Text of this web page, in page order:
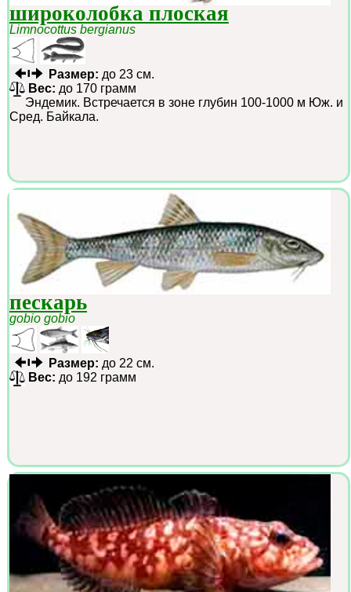
широколобка плоская
Limnocottus bergianus
Размер: до 23 см.
Вес: до 170 грамм
Эндемик. Встречается в зоне глубин 100-1000 м Юж. и
Сред. Байкала.
пескарь
gobio gobio
Размер: до 22 см.
Вес: до 192 грамм